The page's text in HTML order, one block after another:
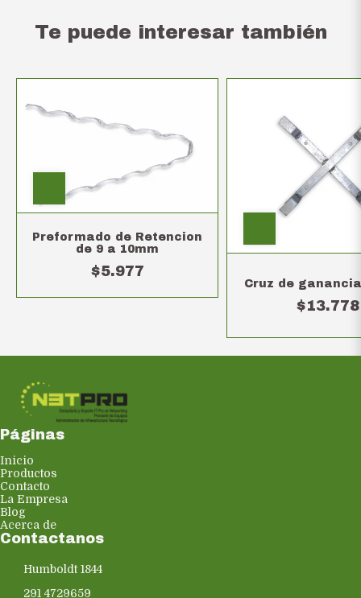
Te puede interesar también
Preformado de Retencion
de 9 a 10mm
$5.977
Cruz de
$13.778
Páginas
Inicio
Productos
Contacto
La Empresa
Blog
Acerca de
Contactanos
Humboldt 1844
291 4729659